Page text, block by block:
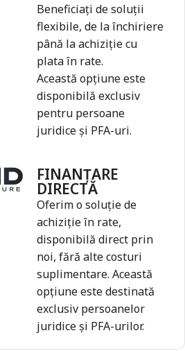
Beneficiați de soluții
flexibile, de la închiriere
până la achiziție cu
plata în rate.
Această opțiune este
disponibilă exclusiv
pentru persoane
juridice și PFA-uri.
FINANȚARE
DIRECTĂ
Oferim o soluție de
achiziție în rate,
disponibilă direct prin
noi, fără alte costuri
suplimentare. Această
opțiune este destinată
exclusiv persoanelor
juridice și PFA-urilor.